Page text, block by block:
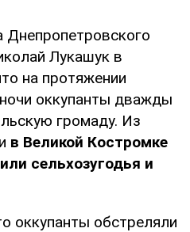
Днепропетровского
Лукашук в
на протяжении
оккупанты дважды
громаду. Из
в Великой Костромке
сельхозугодья и
оккупанты обстреляли